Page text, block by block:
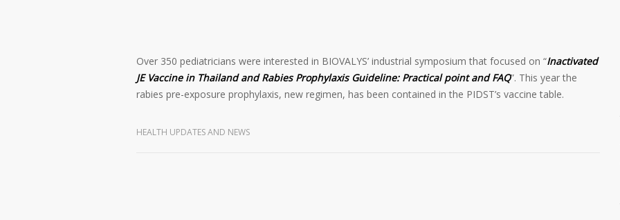
Over 350 pediatricians were interested in BIOVALYS’ industrial symposium that focused on “Inactivated
JE Vaccine in Thailand and Rabies Prophylaxis Guideline: Practical point and FAQ”. This year the
rabies pre-exposure prophylaxis, new regimen, has been contained in the PIDST’s vaccine table.
HEALTH UPDATES AND NEWS